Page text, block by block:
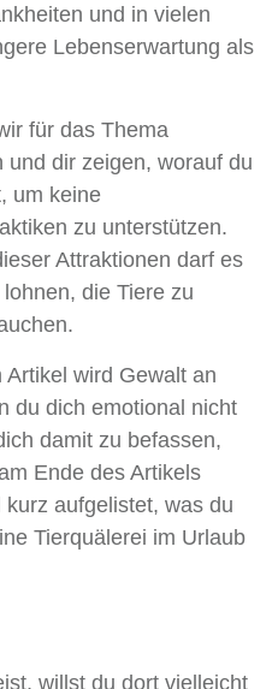
und in vielen
Lebenserwartung als
für das Thema
dir zeigen, worauf du
um keine
zu unterstützen.
Attraktionen darf es
die Tiere zu
Artikel wird Gewalt an
du dich emotional nicht
damit zu befassen,
Ende des Artikels
aufgelistet, was du
Tierquälerei im Urlaub
willst du dort vielleicht